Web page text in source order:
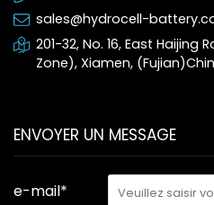
sales@hydrocell-
201-32, No. 16, East Haijing
Zone), Xiamen,
ENVOYER UN MESSAGE
e-mail*